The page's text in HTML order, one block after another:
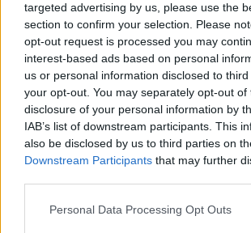
targeted advertising by us, please use the
section to confirm your selection. Please
opt-out request is processed you may
interest-based ads based on personal
us or personal information disclosed to
your opt-out. You may separately opt-out of
disclosure of your personal information by
IAB’s list of downstream participants. This
also be disclosed by us to third parties on
Downstream Participants that may further
Please note that this website/app uses one
Personal Data Processing Opt Outs
Tényleg Kína vált a tévéfejlesztés
pcwplus.hu| 2026.06.10 08:31
A TCL testközelből mutatta meg, milyen is
élethű színvisszaadás a legfejlettebb LCD
választ kerestünk, mi számít egy tévében
mi a helyzet a Sony-val.